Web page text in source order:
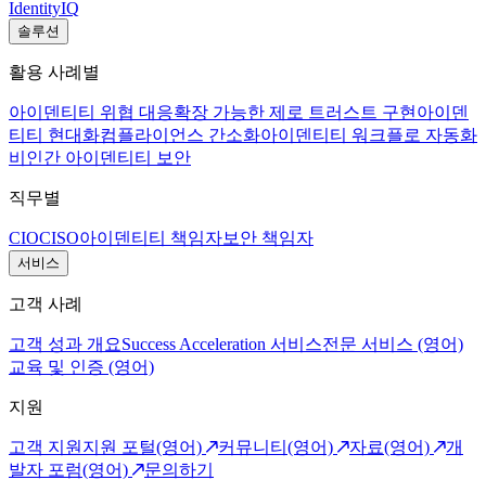
IdentityIQ
솔루션
활용 사례별
아이덴티티 위협 대응확장 가능한 제로 트러스트 구현 아이덴
티티 현대화컴플라이언스 간소화아이덴티티 워크플로 자동화
비인간 아이덴티티 보안
직무별
CIOCISO아이덴티티 책임자보안 책임자
서비스
고객 사례
고객 성과 개요Success Acceleration 서비스전문 서비스 (영어)
교육 및 인증 (영어)
지원
고객 지원 지원 포털(영어) 커뮤니티(영어) 자료(영어)
개
발자 포럼(영어)
문의하기